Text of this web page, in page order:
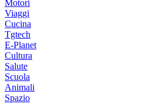
Motori
Viaggi
Cucina
Tgtech
E-Planet
Cultura
Salute
Scuola
Animali
Spazio